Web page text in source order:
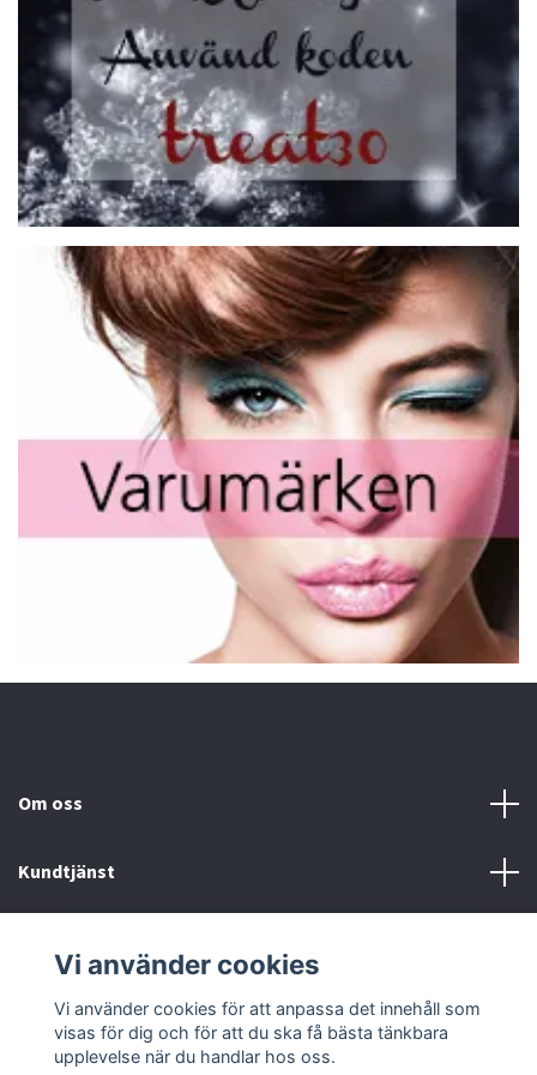
Om oss
Kundtjänst
Sociala medier
Vi använder cookies
Vi använder cookies för att anpassa det innehåll som
visas för dig och för att du ska få bästa tänkbara
upplevelse när du handlar hos oss.